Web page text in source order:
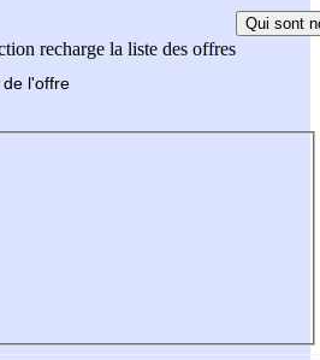
recharge la liste des offres
Qui sont
de l'offre